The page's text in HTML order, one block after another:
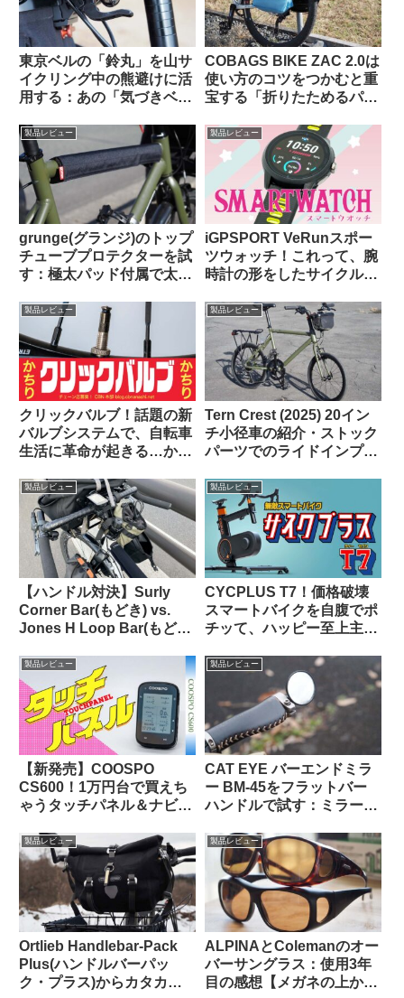
東京ベルの「鈴丸」を山サ
イクリング中の熊避けに活
用する：あの「気づきベ
るようにした感じで超便利
COBAGS BIKE ZAC 2.0は
使い方のコツをつかむと重
宝する「折りたためるパニ
ャンプ・輪行でも】
製品レビュー
grunge(グランジ)のトップ
チューブプロテクターを試
す：極太パッド付属で太め
【rin project製品との比較
製品レビュー
iGPSPORT VeRunスポー
ツウォッチ！これって、腕
時計の形をしたサイクルコ
製品レビュー
クリックバルブ！話題の新
バルブシステムで、自転車
生活に革命が起きる…か
製品レビュー
Tern Crest (2025) 20イン
チ小径車の紹介・ストック
パーツでのライドインプレ
い上質なミニベロ】
製品レビュー
【ハンドル対決】Surly
Corner Bar(もどき) vs.
Jones H Loop Bar(もど
は…
製品レビュー
CYCPLUS T7！価格破壊
スマートバイクを自腹でポ
チッて、ハッピー至上主
製品レビュー
【新発売】COOSPO
CS600！1万円台で買えち
ゃうタッチパネル＆ナビ対
タの実力って、どんな感
じ？
製品レビュー
CAT EYE バーエンドミラ
ー BM-45をフラットバー
ハンドルで試す：ミラー部
は果たして!?
製品レビュー
Ortlieb Handlebar-Pack
Plus(ハンドルバーパッ
ク・プラス)からカタカタ
製品レビュー
ALPINAとColemanのオー
バーサングラス：使用3年
目の感想【メガネの上から